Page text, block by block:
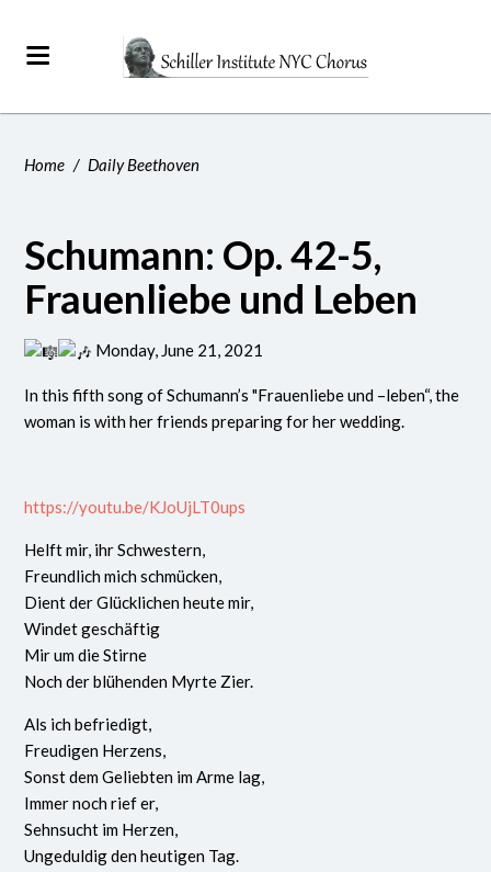
Home / Daily Beethoven
Schumann: Op. 42-5,
Frauenliebe und Leben
Monday, June 21, 2021
In this fifth song of Schumann’s "Frauenliebe und –leben“, the
woman is with her friends preparing for her wedding.
https://youtu.be/KJoUjLT0ups
Helft mir, ihr Schwestern,
Freundlich mich schmücken,
Dient der Glücklichen heute mir,
Windet geschäftig
Mir um die Stirne
Noch der blühenden Myrte Zier.
Als ich befriedigt,
Freudigen Herzens,
Sonst dem Geliebten im Arme lag,
Immer noch rief er,
Sehnsucht im Herzen,
Ungeduldig den heutigen Tag.